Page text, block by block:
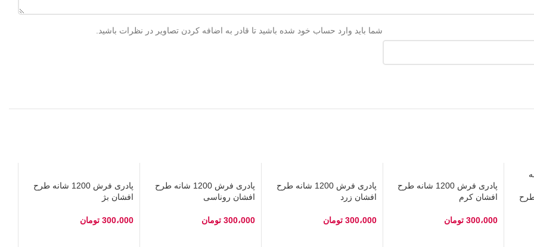
شما باید وارد حساب خود شده باشید تا قادر به اضافه کردن تصاویر در نظرات باشید.
شانه طرح
پادری فرش 1200 شانه طرح
افشان کرم
300،000 تومان
پادری فرش 1200 شانه طرح
افشان زرد
300،000 تومان
پادری فرش 1200 شانه طرح
افشان روناسی
300،000 تومان
پادری فرش 1200 شانه طرح
افشان بژ
300،000 تومان